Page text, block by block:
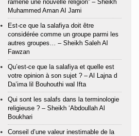
ramené une nouvelle religion” – Sheikh
Muhammed Aman Al Jami
Est-ce que la salafiya doit être
considérée comme un groupe parmi les
autres groupes… – Sheikh Saleh Al
Fawzan
Qu’est-ce que la salafiya et quelle est
votre opinion à son sujet ? – Al Lajna d
Da’ima lil Bouhouthi wal Ifta
Qui sont les salafs dans la terminologie
religieuse ? – Sheikh ‘Abdoullah Al
Boukhari
Conseil d’une valeur inestimable de la